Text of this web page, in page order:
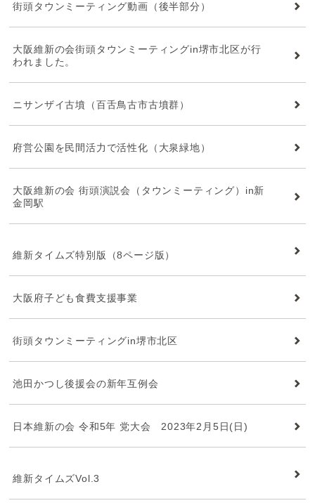
街頭タウンミーティング動画（後半部分）
大阪維新の会街頭タウンミーティングin堺市北区が行
われました。
ニサンザイ古墳（百舌鳥古市古墳群）
府営公園を民間活力で活性化（大泉緑地）
大阪維新の会 街頭演説会（タウンミーティング）in新
金岡駅
維新タイムズ特別版（8ページ版）
大阪府子ども食費支援事業
街頭タウンミーティングin堺市北区
池田かつし後援会の新年互例会
日本維新の会 令和5年 党大会 2023年2月5日(日)
維新タイムズVol.3